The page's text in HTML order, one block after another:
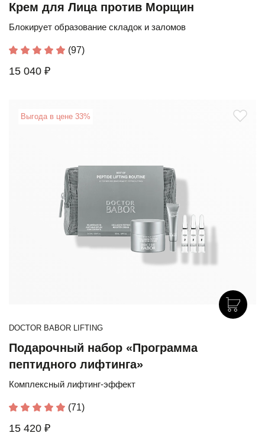
Крем для Лица против Морщин
Блокирует образование складок и заломов
(97)
15 040 ₽
Выгода в цене 33%
DOCTOR BABOR LIFTING
Подарочный набор «Программа
пептидного лифтинга»
Комплексный лифтинг-эффект
(71)
15 420 ₽